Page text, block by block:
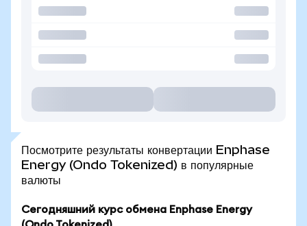
Посмотрите результаты конвертации Enphase
Energy (Ondo Tokenized) в популярные
валюты
Сегодняшний курс обмена Enphase Energy